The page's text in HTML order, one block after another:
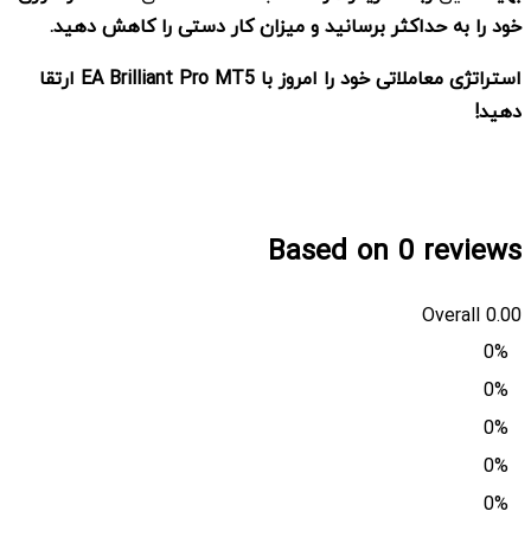
خود را به حداکثر برسانید و میزان کار دستی را کاهش دهید.
استراتژی معاملاتی خود را امروز با
EA Brilliant Pro MT5 ارتقا
دهید!
Based on 0 reviews
0.00
Overall
0%
0%
0%
0%
0%